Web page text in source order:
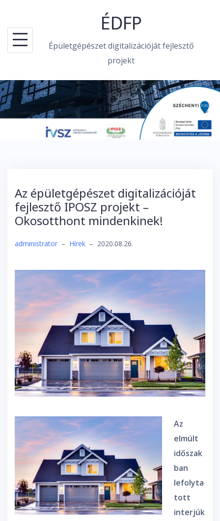
content
ÉDFP
Épületgépészet digitalizációját fejlesztő
projekt
Az épületgépészet digitalizációját
fejlesztő IPOSZ projekt –
Okosotthont mindenkinek!
administrator – Hírek – 2020.08.26.
Az
elmúlt
időszak
ban
lefolyta
tott
interjúk